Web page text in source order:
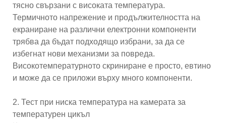
тясно свързани с високата температура.
Термичното напрежение и продължителността на
екраниране на различни електронни компоненти
трябва да бъдат подходящо избрани, за да се
избегнат нови механизми за повреда.
Високотемпературното скриниране е просто, евтино
и може да се приложи върху много компоненти.
2. Тест при ниска температура на камерата за
температурен цикъл